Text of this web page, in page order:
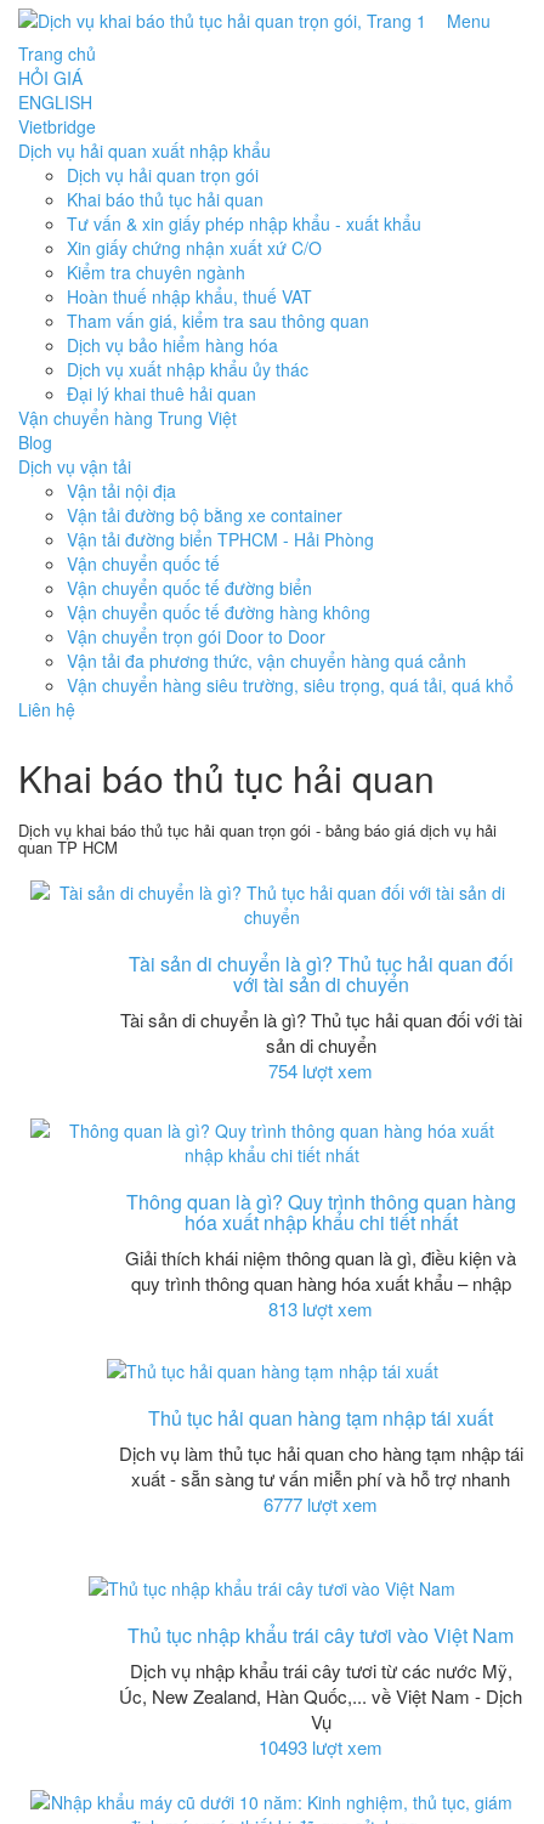
Menu
Trang chủ
HỎI GIÁ
ENGLISH
Vietbridge
Dịch vụ hải quan xuất nhập khẩu
Dịch vụ hải quan trọn gói
Khai báo thủ tục hải quan
Tư vấn & xin giấy phép nhập khẩu - xuất khẩu
Xin giấy chứng nhận xuất xứ C/O
Kiểm tra chuyên ngành
Hoàn thuế nhập khẩu, thuế VAT
Tham vấn giá, kiểm tra sau thông quan
Dịch vụ bảo hiểm hàng hóa
Dịch vụ xuất nhập khẩu ủy thác
Đại lý khai thuê hải quan
Vận chuyển hàng Trung Việt
Blog
Dịch vụ vận tải
Vận tải nội địa
Vận tải đường bộ bằng xe container
Vận tải đường biển TPHCM - Hải Phòng
Vận chuyển quốc tế
Vận chuyển quốc tế đường biển
Vận chuyển quốc tế đường hàng không
Vận chuyển trọn gói Door to Door
Vận tải đa phương thức, vận chuyển hàng quá cảnh
Vận chuyển hàng siêu trường, siêu trọng, quá tải, quá khổ
Liên hệ
Khai báo thủ tục hải quan
Dịch vụ khai báo thủ tục hải quan trọn gói - bảng báo giá dịch vụ hải
quan TP HCM
Tài sản di chuyển là gì? Thủ tục hải quan đối
với tài sản di chuyển
Tài sản di chuyển là gì? Thủ tục hải quan đối với tài
sản di chuyển
754 lượt xem
Thông quan là gì? Quy trình thông quan hàng
hóa xuất nhập khẩu chi tiết nhất
Giải thích khái niệm thông quan là gì, điều kiện và
quy trình thông quan hàng hóa xuất khẩu – nhập
813 lượt xem
Thủ tục hải quan hàng tạm nhập tái xuất
Dịch vụ làm thủ tục hải quan cho hàng tạm nhập tái
xuất - sẵn sàng tư vấn miễn phí và hỗ trợ nhanh
6777 lượt xem
Thủ tục nhập khẩu trái cây tươi vào Việt Nam
Dịch vụ nhập khẩu trái cây tươi từ các nước Mỹ,
Úc, New Zealand, Hàn Quốc,... về Việt Nam - Dịch
Vụ
10493 lượt xem